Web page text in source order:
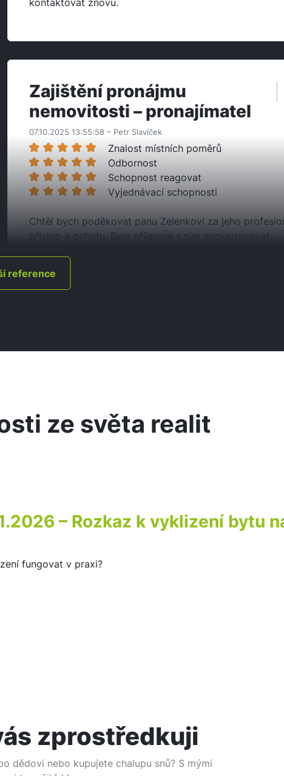
kontaktovat znovu.
Zajištění pronájmu
nemovitosti – pronajímatel
07.10.2025 13:55:58 – Petr Slavíček
Znalost místních poměrů
Odbornost
Schopnost reagovat
Vyjednávací schopnosti
Chtěl bych poděkovat panu Zelenkovi za jeho
přístup a ochotu. Bylo příjemné s ním spolupracovat.
reference
ze světa realit
– Rozkaz k vyklizení bytu
fungovat v praxi?
zprostředkuji
dědovi nebo kupujete chalupu snů? S mými